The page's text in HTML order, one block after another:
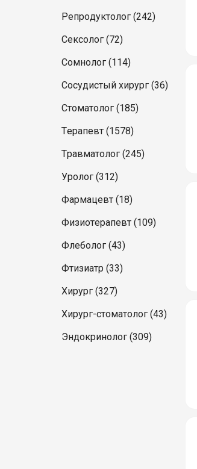
Репродуктолог (242)
Сексолог (72)
Сомнолог (114)
Сосудистый хирург (36)
Стоматолог (185)
Терапевт (1578)
Травматолог (245)
Уролог (312)
Фармацевт (18)
Физиотерапевт (109)
Флеболог (43)
Фтизиатр (33)
Хирург (327)
Хирург-стоматолог (43)
Эндокринолог (309)